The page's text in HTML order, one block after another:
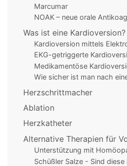
Marcumar
NOAK – neue orale
Was ist eine Kardioversion?
Kardioversion mittels
EKG-getriggerte
Medikamentöse
Wie sicher ist man nach
Herzschrittmacher
Ablation
Herzkatheter
Alternative Therapien für
Unterstützung mit
Schüßler Salze - Sind diese